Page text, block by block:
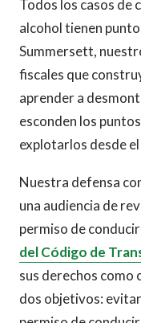
Todos los casos de
alcohol tienen
Summersett,
fiscales que
aprender a
esconden los
explotarlos desde
Nuestra defensa
una audiencia de
permiso de
del Código de
sus derechos como
dos objetivos: